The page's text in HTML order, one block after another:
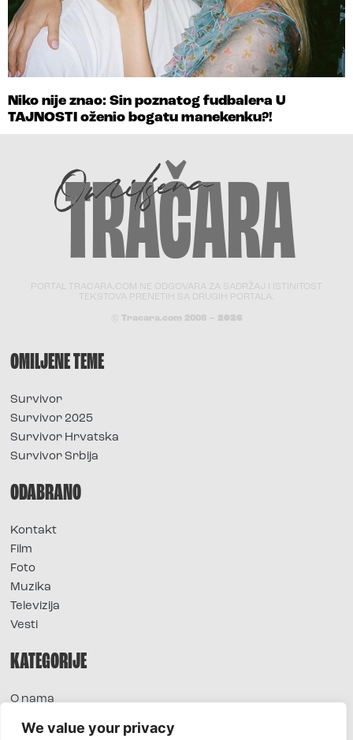
We value your privacy
Niko nije znao: Sin poznatog fudbalera U
TAJNOSTI oženio bogatu manekenku?!
PORTAL TRACARA.COM NE ODGOVARA ZA SADRŽAJ I ISTINITOST
TEKSTOVA PRENETIH SA DRUGIH PORTALA.
© Tracara.com 2008 – 2026
OMILJENE TEME
Survivor
Survivor 2025
Survivor Hrvatska
Survivor Srbija
ODABRANO
Kontakt
Film
Foto
Muzika
Televizija
Vesti
KATEGORIJE
O nama
Extra